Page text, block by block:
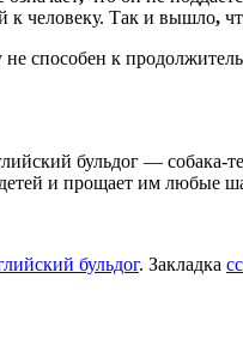
к человеку. Так и вышло,
не способен к
бульдог —
и прощает им любые
бульдог. Закладка